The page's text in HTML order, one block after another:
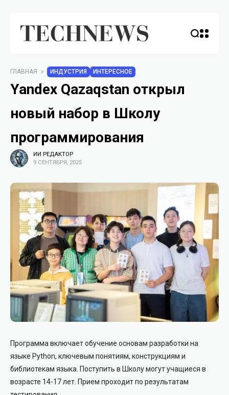
ГЛАВНАЯ ИНДУСТРИЯ ИНТЕРЕСНОЕ
Yandex Qazaqstan открыл
новый набор в Школу
программирования
ИИ РЕДАКТОР
9 СЕНТЯБРЯ, 2025
Программа включает обучение основам разработки на
языке Python, ключевым понятиям, конструкциям и
библиотекам языка. Поступить в Школу могут учащиеся в
возрасте 14-17 лет. Прием проходит по результатам